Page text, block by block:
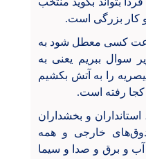
کار بزرگی است.
کسی معطل شود به
سوال ببریم یعنی به
را به آتش بکشیم
رفته است.
و بخشداران
خارجی و همه
آب و برق و صدا و سیما